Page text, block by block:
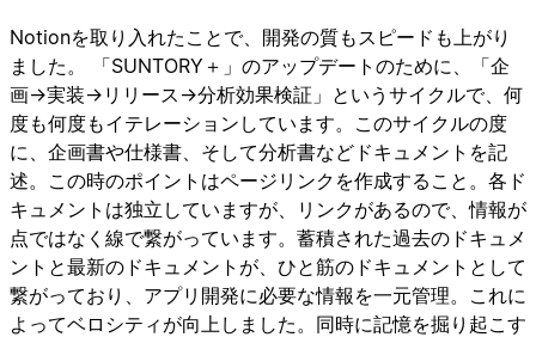
Notionを取り入れたことで、開発の質もスピードも上がり
ました。 「SUNTORY＋」のアップデートのために、「企
画→実装→リリース→分析効果検証」というサイクルで、何
度も何度もイテレーションしています。このサイクルの度
に、企画書や仕様書、そして分析書などドキュメントを記
述。この時のポイントはページリンクを作成すること。各ド
キュメントは独立していますが、リンクがあるので、情報が
点ではなく線で繋がっています。蓄積された過去のドキュメ
ントと最新のドキュメントが、ひと筋のドキュメントとして
繋がっており、アプリ開発に必要な情報を一元管理。これに
よってベロシティが向上しました。同時に記憶を掘り起こす